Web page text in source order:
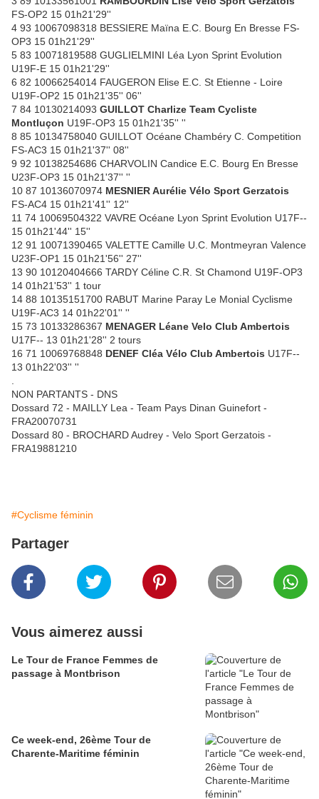
FS-OP2 15 01h21'29''
4 93 10067098318 BESSIERE Maïna E.C. Bourg En Bresse FS-
OP3 15 01h21'29''
5 83 10071819588 GUGLIELMINI Léa Lyon Sprint Evolution
U19F-E 15 01h21'29''
6 82 10066254014 FAUGERON Elise E.C. St Etienne - Loire
U19F-OP2 15 01h21'35'' 06''
7 84 10130214093 GUILLOT Charlize Team Cycliste
Montluçon U19F-OP3 15 01h21'35'' ''
8 85 10134758040 GUILLOT Océane Chambéry C. Competition
FS-AC3 15 01h21'37'' 08''
9 92 10138254686 CHARVOLIN Candice E.C. Bourg En Bresse
U23F-OP3 15 01h21'37'' ''
10 87 10136070974 MESNIER Aurélie Vélo Sport Gerzatois
FS-AC4 15 01h21'41'' 12''
11 74 10069504322 VAVRE Océane Lyon Sprint Evolution U17F--
15 01h21'44'' 15''
12 91 10071390465 VALETTE Camille U.C. Montmeyran Valence
U23F-OP1 15 01h21'56'' 27''
13 90 10120404666 TARDY Céline C.R. St Chamond U19F-OP3
14 01h21'53'' 1 tour
14 88 10135151700 RABUT Marine Paray Le Monial Cyclisme
U19F-AC3 14 01h22'01'' ''
15 73 10133286367 MENAGER Léane Velo Club Ambertois
U17F-- 13 01h21'28'' 2 tours
16 71 10069768848 DENEF Cléa Vélo Club Ambertois U17F--
13 01h22'03'' ''
NON PARTANTS - DNS
Dossard 72 - MAILLY Lea - Team Pays Dinan Guinefort -
FRA20070731
Dossard 80 - BROCHARD Audrey - Velo Sport Gerzatois -
FRA19881210
#Cyclisme féminin
Partager
Vous aimerez aussi
Le Tour de France Femmes de
passage à Montbrison
Ce week-end, 26ème Tour de
Charente-Maritime féminin